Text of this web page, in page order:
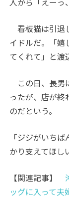
看板猫は引退
イドルだ。「嬉
てくれて」と渡
この日、長男
ったが、店が終
のだという。
「ジジがいち
かり支えてほし
【関連記事】
ッグに入って夫